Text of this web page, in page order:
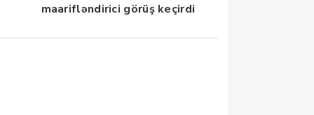
maarifləndirici görüş keçirdi